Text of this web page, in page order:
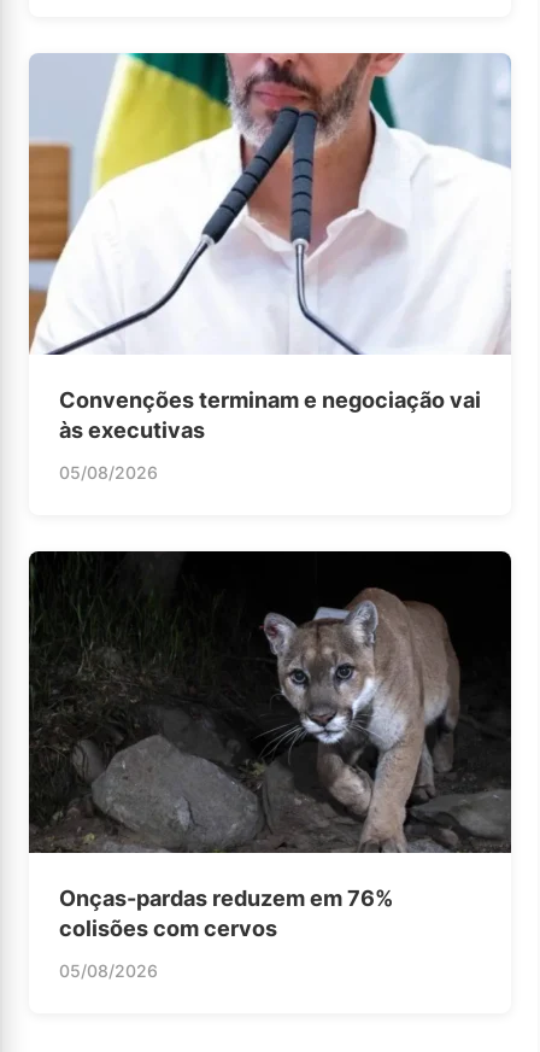
Convenções terminam e negociação vai
às executivas
05/08/2026
Onças-pardas reduzem em 76%
colisões com cervos
05/08/2026